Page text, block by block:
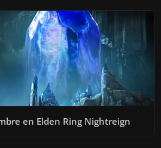
en Elden Ring Nightreign